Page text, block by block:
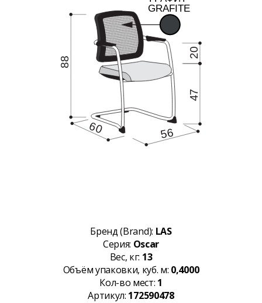
Бренд (Brand): LAS
Серия: Oscar
Вес, кг: 13
Объём упаковки, куб. м: 0,4000
Кол-во мест: 1
Артикул: 172590478